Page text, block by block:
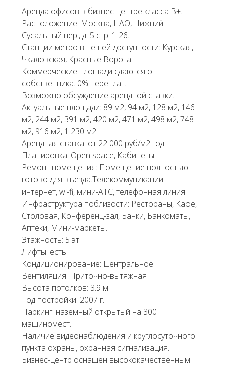
Аренда офисов в бизнес-центре класса В+.
Расположение: Москва, ЦАО, Нижний
Сусальный пер., д. 5 стр. 1-26.
Станции метро в пешей доступности: Курская,
Чкаловская, Красные Ворота.
Коммерческие площади сдаются от
собственника. 0% переплат.
Возможно обсуждение арендной ставки.
Актуальные площади: 89 м2, 94 м2, 128 м2, 146
м2, 244 м2, 391 м2, 420 м2, 471 м2, 498 м2, 748
м2, 916 м2, 1 230 м2
Арендная ставка: от 22 000 руб/м2 год.
Планировка: Open space, Кабинеты
Ремонт помещения: Помещение полностью
готово для въезда.Телекоммуникации:
интернет, wi-fi, мини-АТС, телефонная линия.
Инфраструктура поблизости: Рестораны, Кафе,
Столовая, Конференц-зал, Банки, Банкоматы,
Аптеки, Мини-маркеты.
Этажность: 5 эт.
Лифты: есть
Кондиционирование: Центральное
Вентиляция: Приточно-вытяжная
Высота потолков: 3.9 м.
Год постройки: 2007 г.
Паркинг: наземный открытый на 300
машиномест.
Наличие видеонаблюдения и круглосуточного
пункта охраны, охранная сигнализация.
Бизнес-центр оснащен высококачественным